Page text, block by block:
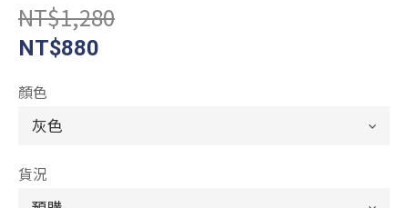
NT$1,280
NT$880
顏色
貨況